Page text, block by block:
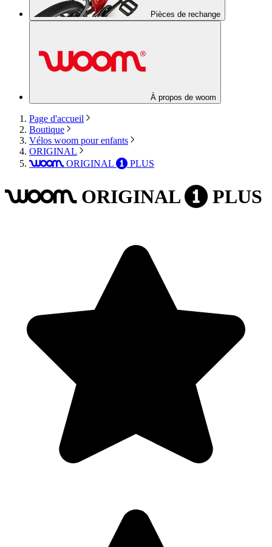
Pièces de rechange
À propos de woom
Page d'accueil
Boutique
Vélos woom pour enfants
ORIGINAL
woom ORIGINAL 1 PLUS
woom ORIGINAL 1 PLUS